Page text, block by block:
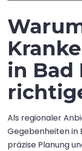
in Bad
Als regionaler
Gegebenheiten in
präzise Planung